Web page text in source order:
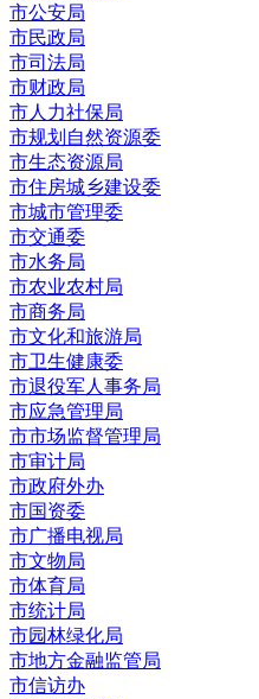
市公安局
市民政局
市司法局
市财政局
市人力社保局
市规划自然资源委
市生态资源局
市住房城乡建设委
市城市管理委
市交通委
市水务局
市农业农村局
市商务局
市文化和旅游局
市卫生健康委
市退役军人事务局
市应急管理局
市市场监督管理局
市审计局
市政府外办
市国资委
市广播电视局
市文物局
市体育局
市统计局
市园林绿化局
市地方金融监管局
市信访办